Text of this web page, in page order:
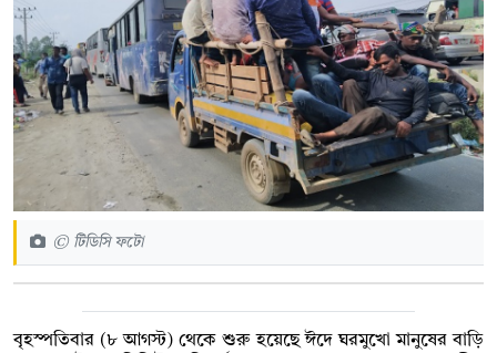
© টিডিসি ফটো
বৃহস্পতিবার (৮ আগস্ট) থেকে শুরু হয়েছে ঈদে ঘরমুখো মানুষের বাড়ি